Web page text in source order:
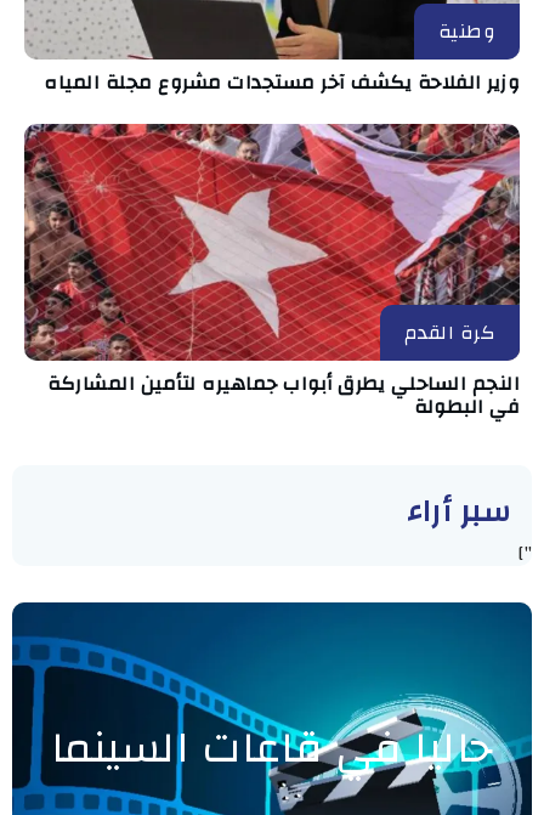
وطنية
وزير الفلاحة يكشف آخر مستجدات مشروع مجلة المياه
كرة القدم
النجم الساحلي يطرق أبواب جماهيره لتأمين المشاركة
في البطولة
سبر أراء
"]
حاليا في قاعات السينما